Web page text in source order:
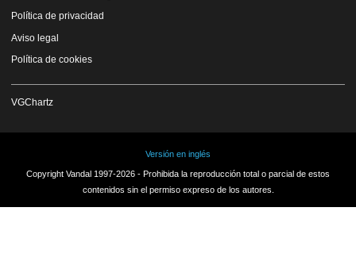
Política de privacidad
Aviso legal
Política de cookies
VGChartz
Versión en inglés
Copyright Vandal 1997-2026 - Prohibida la reproducción total o parcial de estos
contenidos sin el permiso expreso de los autores.